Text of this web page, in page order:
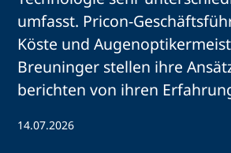
umfasst. Pricon-
Köste und
Breuninger stellen ihre
berichten von ihren
14.07.2026